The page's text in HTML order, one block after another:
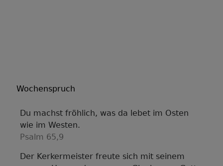
Wochenspruch
Du machst fröhlich, was da lebet im Osten
wie im Westen.
Psalm 65,9
Der Kerkermeister freute sich mit seinem